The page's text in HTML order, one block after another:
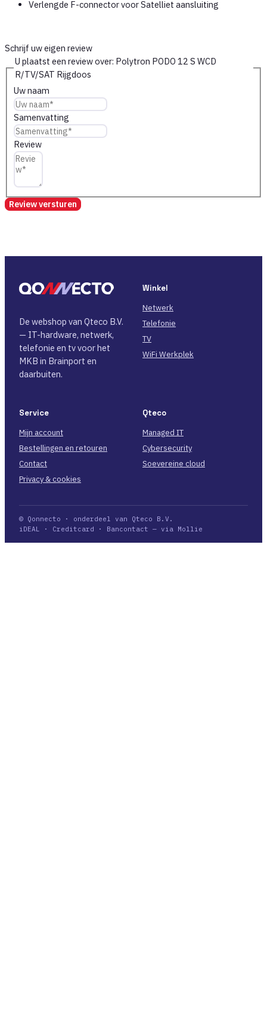
Verlengde F-connector voor Satelliet aansluiting
Schrijf uw eigen review
U plaatst een review over: Polytron PODO 12 S WCD
R/TV/SAT Rijgdoos
Uw naam
Samenvatting
Review
Review versturen
De webshop van Qteco B.V.
— IT-hardware, netwerk,
telefonie en tv voor het
MKB in Brainport en
daarbuiten.
Winkel
Netwerk
Telefonie
TV
WiFi Werkplek
Service
Mijn account
Bestellingen en retouren
Contact
Privacy & cookies
Qteco
Managed IT
Cybersecurity
Soevereine cloud
© Qonnecto · onderdeel van Qteco B.V.
iDEAL · Creditcard · Bancontact — via Mollie